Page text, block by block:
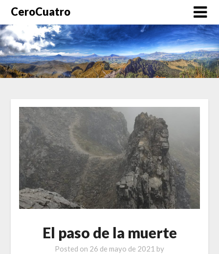
CeroCuatro
El paso de la muerte
Posted on 26 de mayo de 2021 by